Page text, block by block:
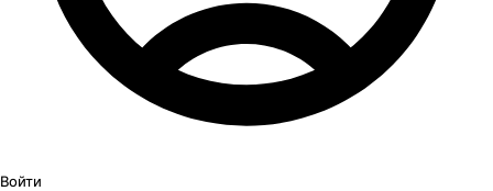
Войти